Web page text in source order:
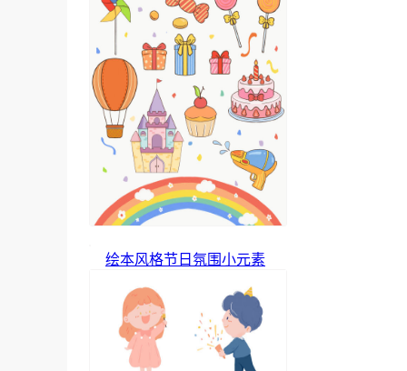
绘本风格节日氛围小元素